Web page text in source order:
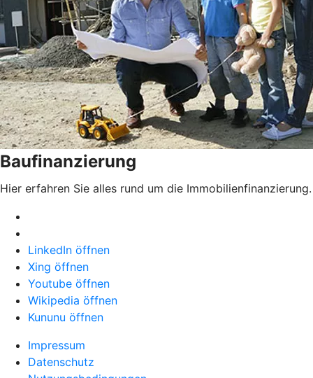
Baufinanzierung
Hier erfahren Sie alles rund um die Immobilienfinanzierung.
LinkedIn öffnen
Xing öffnen
Youtube öffnen
Wikipedia öffnen
Kununu öffnen
Impressum
Datenschutz